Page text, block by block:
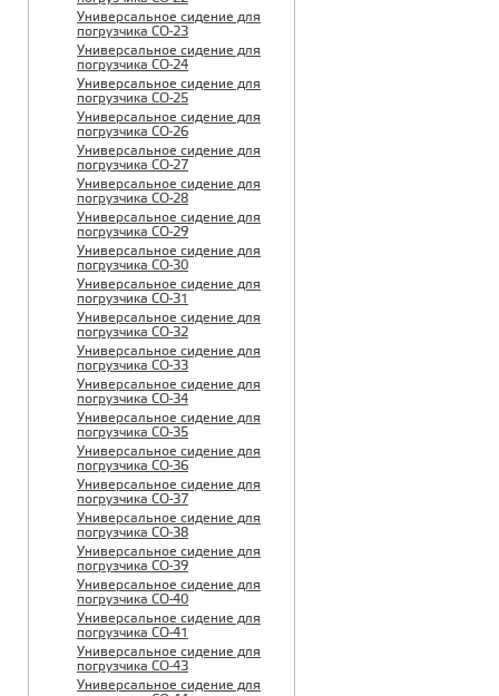
Универсальное сидение для
погрузчика CO-23
Универсальное сидение для
погрузчика CO-24
Универсальное сидение для
погрузчика CO-25
Универсальное сидение для
погрузчика CO-26
Универсальное сидение для
погрузчика CO-27
Универсальное сидение для
погрузчика CO-28
Универсальное сидение для
погрузчика CO-29
Универсальное сидение для
погрузчика CO-30
Универсальное сидение для
погрузчика CO-31
Универсальное сидение для
погрузчика CO-32
Универсальное сидение для
погрузчика CO-33
Универсальное сидение для
погрузчика CO-34
Универсальное сидение для
погрузчика CO-35
Универсальное сидение для
погрузчика CO-36
Универсальное сидение для
погрузчика CO-37
Универсальное сидение для
погрузчика CO-38
Универсальное сидение для
погрузчика CO-39
Универсальное сидение для
погрузчика CO-40
Универсальное сидение для
погрузчика CO-41
Универсальное сидение для
погрузчика CO-43
Универсальное сидение для